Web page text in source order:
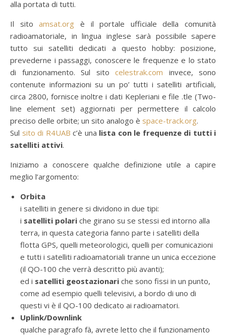
alla portata di tutti.
Il sitoamsat.org è il portale ufficiale della comunità
radioamatoriale, in lingua inglese sarà possibile sapere
tutto sui satelliti dedicati a questo hobby: posizione,
prevederne i passaggi, conoscere le frequenze e lo stato
di funzionamento. Sul sito celestrak.com invece, sono
contenute informazioni su un po’ tutti i satelliti artificiali,
circa 2800, fornisce inoltre i dati Kepleriani e file .tle (Two-
line element set) aggiornati per permettere il calcolo
preciso delle orbite; un sito analogo è space-track.org.
Sul sito di R4UAB c’è una lista con le frequenze di tutti i
satelliti attivi.
Iniziamo a conoscere qualche definizione utile a capire
meglio l’argomento:
Orbita
i satelliti in genere si dividono in due tipi:
i satelliti polari che girano su se stessi ed intorno alla
terra, in questa categoria fanno parte i satelliti della
flotta GPS, quelli meteorologici, quelli per comunicazioni
e tutti i satelliti radioamatoriali tranne un unica eccezione
(il QO-100 che verrà descritto più avanti);
ed i satelliti geostazionari che sono fissi in un punto,
come ad esempio quelli televisivi, a bordo di uno di
questi vi è il QO-100 dedicato ai radioamatori.
Uplink/Downlink
qualche paragrafo fà, avrete letto che il funzionamento